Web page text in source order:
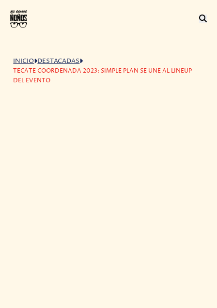
INICIO DESTACADAS
TECATE COORDENADA 2023: SIMPLE PLAN SE UNE AL LINEUP
DEL EVENTO